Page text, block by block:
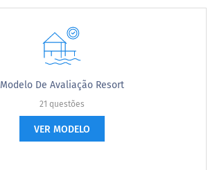
Modelo De Avaliação Resort
21 questões
VER MODELO